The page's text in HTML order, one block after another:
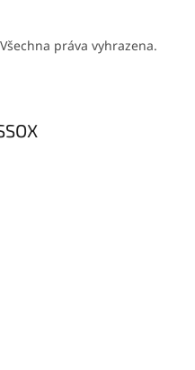
práva vyhrazena.